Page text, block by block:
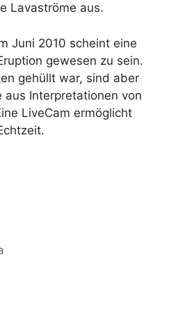
Lavaströme aus.
Juni 2010 scheint eine
gewesen zu sein.
gehüllt war, sind aber
aus Interpretationen von
LiveCam ermöglicht